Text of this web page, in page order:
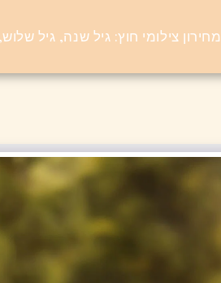
מחירון צילומי חוץ: גיל שנה, גיל